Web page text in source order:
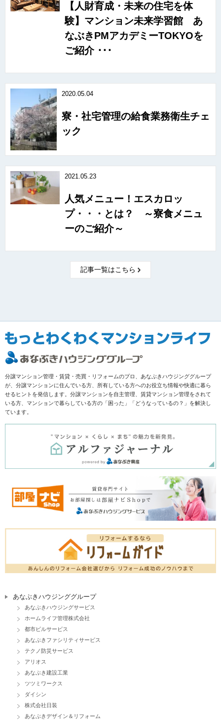
【人財育成・未来の住宅を体
験】マンション未来学習館 あ
なぶきPMアカデミーTOKYOを
ご紹介 ･･･
2020.05.04
寮・社宅管理の給食業務衛生チェ
ック
2021.05.23
人気メニュー！エスカロッ
プ・・・とは？ ～寮食メニュ
ーのご紹介～
記事一覧はこちら
分譲マンション管理・賃貸・売買・リフォームのプロ、あなぶきハウジンググループ
が、分譲マンションに住んでいる方、所有している方へのお役立ち情報や快適に暮ら
せるヒントを発信します。分譲マンションを自主管理、賃貸マンション管理をされて
いる方、マンションで暮らしている方の「困った」「どうなっているの？」を解決し
ています。
あなぶきハウジンググループ
あなぶきハウジングサービス
ホームライフ管理株式会社
都市ビルサービス
あなぶきファシリティサービス
テクノ防災サービス
アリオス
あなぶき建設工業
ツツミワークス
ダイシン
株式会社日装
あなぶきデザイン＆リフォーム